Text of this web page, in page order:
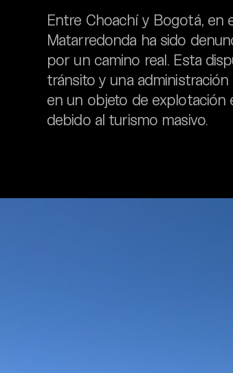
Entre Choachí y Bogotá, en
Matarredonda ha sido
por un camino real. Esta
tránsito y una
en un objeto de explotación
debido al turismo masivo.